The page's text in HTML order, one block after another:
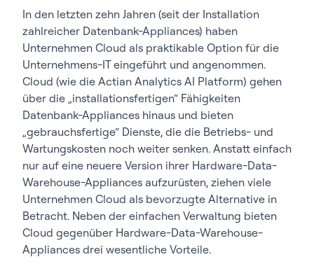
In den letzten zehn Jahren (seit der Installation
zahlreicher Datenbank-Appliances) haben
Unternehmen Cloud als praktikable Option für die
Unternehmens-IT eingeführt und angenommen.
Cloud (wie die Actian Analytics AI Platform) gehen
über die „installationsfertigen“ Fähigkeiten
Datenbank-Appliances hinaus und bieten
„gebrauchsfertige“ Dienste, die die Betriebs- und
Wartungskosten noch weiter senken. Anstatt einfach
nur auf eine neuere Version ihrer Hardware-Data-
Warehouse-Appliances aufzurüsten, ziehen viele
Unternehmen Cloud als bevorzugte Alternative in
Betracht. Neben der einfachen Verwaltung bieten
Cloud gegenüber Hardware-Data-Warehouse-
Appliances drei wesentliche Vorteile.